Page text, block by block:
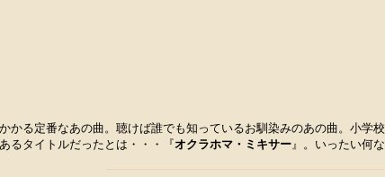
かる定番なあの曲。聴けば誰でも知っているお馴染みのあの曲。小
るタイトルだったとは・・・『 オクラホマ・ミキサー』。いったい何